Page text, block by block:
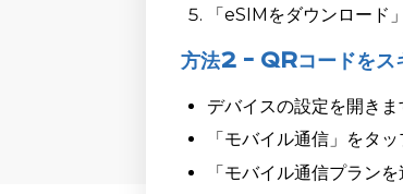
「eSIMをダウンロード
方法2 - QRコードをス
デバイスの設定を開きま
「モバイル通信」をタッ
「モバイル通信プラン